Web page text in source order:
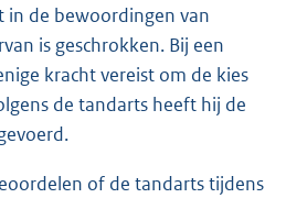
in de bewoordingen van
is geschrokken. Bij een
kracht vereist om de kies
de tandarts heeft hij de
of de tandarts tijdens